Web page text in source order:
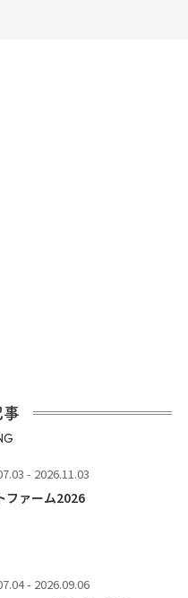
事
- 2026.11.03
ファーム2026
- 2026.09.06